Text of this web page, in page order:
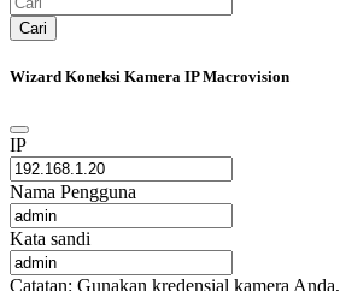
Cari
Wizard Koneksi Kamera IP Macrovision
IP
Nama Pengguna
Kata sandi
Catatan: Gunakan kredensial kamera